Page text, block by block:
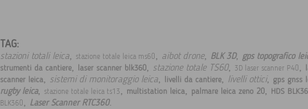
TAG:
stazioni totali leica, stazione totale leica ms60, aibot drone, BLK 3D, gps topografico
strumenti da cantiere, laser scanner blk360, stazione totale TS60, 3D laser scanner P40,
scanner leica, sistemi di monitoraggio leica, livelli da cantiere, livelli ottici, gps gnss
rugby leica, stazione totale leica ts13, multistation leica, palmare leica zeno 20, HDS
BLK360, Laser Scanner RTC360.